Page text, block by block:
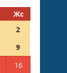
Жс
2
9
16